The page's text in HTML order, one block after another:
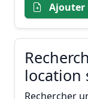
Ajouter
location
Rechercher